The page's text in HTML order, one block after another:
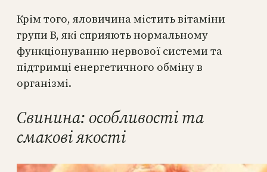
Крім того, яловичина містить вітаміни
групи В, які сприяють нормальному
функціонуванню нервової системи та
підтримці енергетичного обміну в
організмі.
Свинина: особливості та
смакові якості